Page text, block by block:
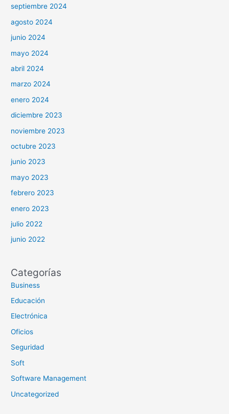
septiembre 2024
agosto 2024
junio 2024
mayo 2024
abril 2024
marzo 2024
enero 2024
diciembre 2023
noviembre 2023
octubre 2023
junio 2023
mayo 2023
febrero 2023
enero 2023
julio 2022
junio 2022
Categorías
Business
Educación
Electrónica
Oficios
Seguridad
Soft
Software Management
Uncategorized